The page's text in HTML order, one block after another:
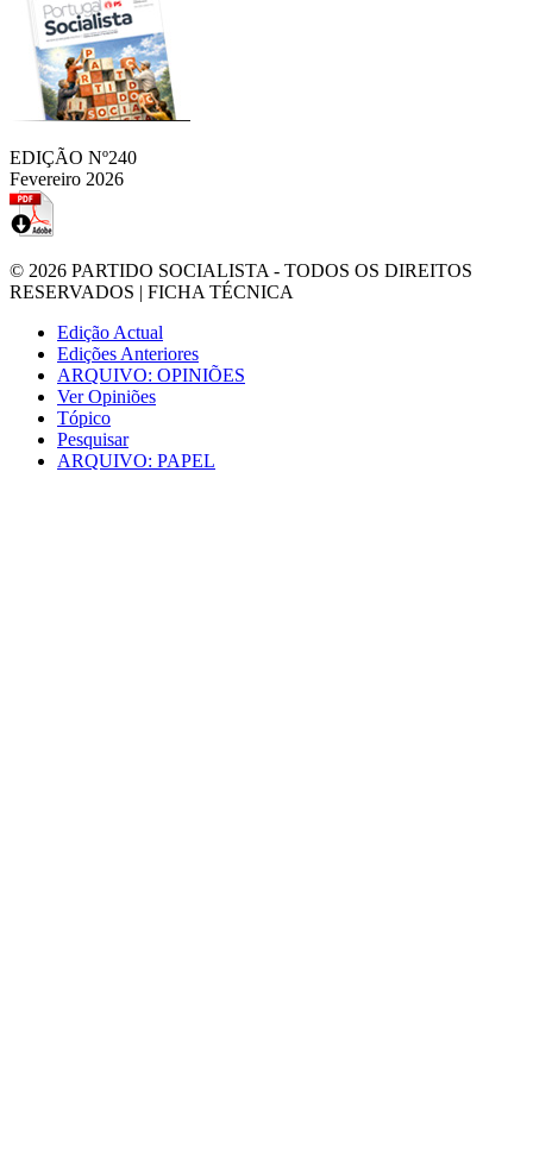
EDIÇÃO Nº240
Fevereiro 2026
© 2026 PARTIDO SOCIALISTA - TODOS OS DIREITOS
RESERVADOS | FICHA TÉCNICA
Edição Actual
Edições Anteriores
ARQUIVO: OPINIÕES
Ver Opiniões
Tópico
Pesquisar
ARQUIVO: PAPEL